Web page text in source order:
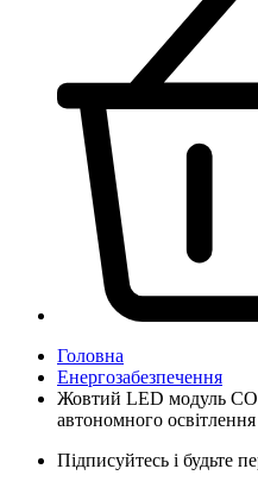
Головна
Енергозабезпечення
Жовтий LED модуль
автономного
Підписуйтесь і будьте